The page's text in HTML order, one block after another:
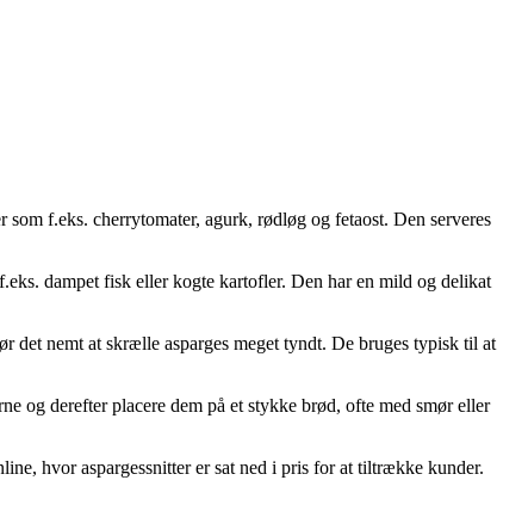
som f.eks. cherrytomater, agurk, rødløg og fetaost. Den serveres
dampet fisk eller kogte kartofler. Den har en mild og delikat
det nemt at skrælle asparges meget tyndt. De bruges typisk til at
og derefter placere dem på et stykke brød, ofte med smør eller
hvor aspargessnitter er sat ned i pris for at tiltrække kunder.